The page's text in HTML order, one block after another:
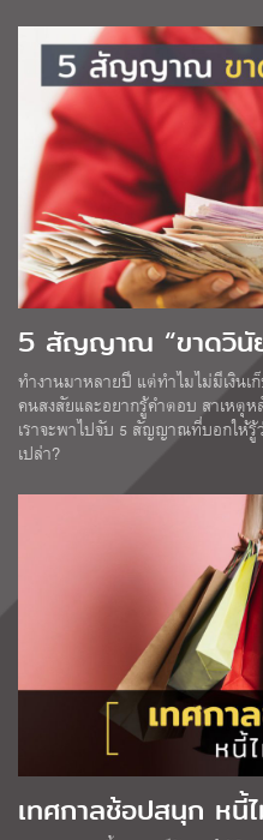
5 สัญญาณ “ขาดวินัย
ทำงานมาหลายปี แต่ทำไมไม่มีเงิน
คนสงสัยและอยากรู้คำตอบ สาเหตุ
เราจะพาไปจับ 5 สัญญาณที่บอกให้รู้
เปล่า?
เทศกาลช้อปสนุก หนี้